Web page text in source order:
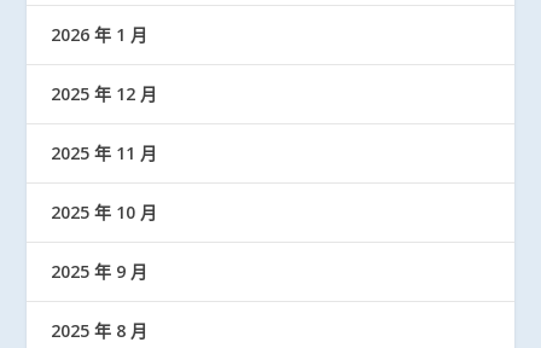
2026 年 1 月
2025 年 12 月
2025 年 11 月
2025 年 10 月
2025 年 9 月
2025 年 8 月